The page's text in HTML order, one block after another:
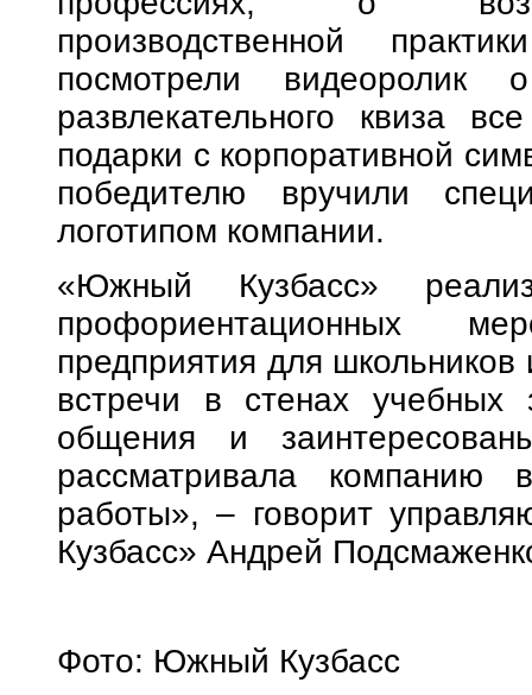
производственной
посмотрели
развлекательного квиза
подарки с корпоративной
победителю вручили
логотипом компании.
«Южный Кузбасс»
профориентационных
предприятия для
встречи в стенах
общения и
рассматривала компанию
работы», – говорит
Кузбасс» Андрей
Фото: Южный Кузбасс